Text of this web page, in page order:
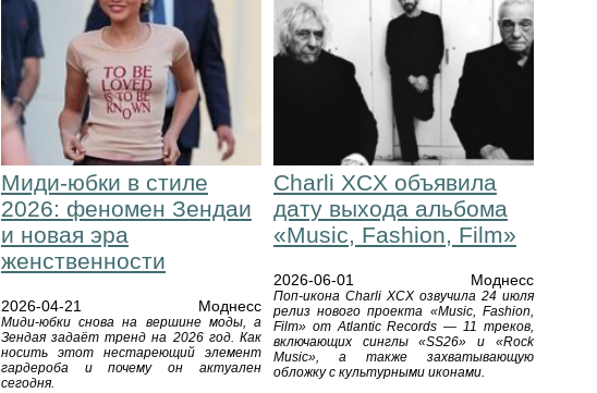
Миди-юбки в стиле
2026: феномен Зендаи
и новая эра
женственности
2026-04-21 Моднесс
Миди-юбки снова на вершине моды, а
Зендая задаёт тренд на 2026 год. Как
носить этот нестареющий элемент
гардероба и почему он актуален
сегодня.
Charli XCX объявила
дату выхода альбома
«Music, Fashion, Film»
2026-06-01 Моднесс
Поп-икона Charli XCX озвучила 24 июля
релиз нового проекта «Music, Fashion,
Film» от Atlantic Records — 11 треков,
включающих синглы «SS26» и «Rock
Music», а также захватывающую
обложку с культурными иконами.